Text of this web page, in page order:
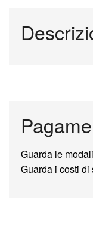
Guarda le
Guarda i costi